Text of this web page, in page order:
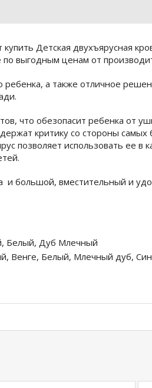
Детская двухъярусная
выгодным ценам от
ребенка, а также отличное
что обезопасит ребенка от
критику со стороны самых
позволяет использовать ее в
большой, вместительный и
Белый, Дуб Млечный
Венге, Белый, Млечный дуб,
2шт.) (Ш*Г*В): 940*800*200 мм